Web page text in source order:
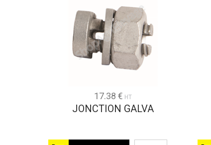
17.38 € HT
JONCTION GALVA